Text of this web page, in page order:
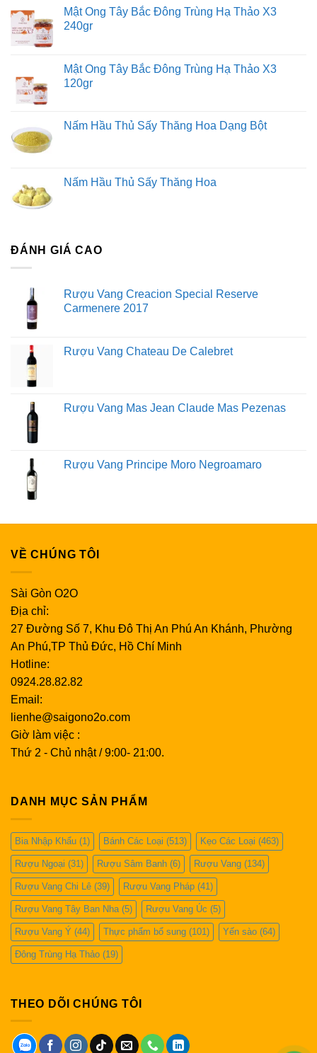
Mật Ong Tây Bắc Đông Trùng Hạ Thảo X3
240gr
Mật Ong Tây Bắc Đông Trùng Hạ Thảo X3
120gr
Nấm Hầu Thủ Sấy Thăng Hoa Dạng Bột
Nấm Hầu Thủ Sấy Thăng Hoa
ĐÁNH GIÁ CAO
Rượu Vang Creacion Special Reserve
Carmenere 2017
Rượu Vang Chateau De Calebret
Rượu Vang Mas Jean Claude Mas Pezenas
Rượu Vang Principe Moro Negroamaro
VỀ CHÚNG TÔI
Sài Gòn O2O
Địa chỉ:
27 Đường Số 7, Khu Đô Thị An Phú An Khánh, Phường
An Phú,TP Thủ Đức, Hồ Chí Minh
Hotline:
0924.28.82.82
Email:
lienhe@saigono2o.com
Giờ làm việc :
Thứ 2 - Chủ nhật / 9:00- 21:00.
DANH MỤC SẢN PHẨM
Bia Nhập Khẩu (1) Bánh Các Loại (513) Kẹo Các Loại (463)
Rượu Ngoại (31) Rượu Sâm Banh (6) Rượu Vang (134)
Rượu Vang Chi Lê (39) Rượu Vang Pháp (41)
Rượu Vang Tây Ban Nha (5) Rượu Vang Úc (5)
Rượu Vang Ý (44) Thực phẩm bổ sung (101) Yến sào (64)
Đông Trùng Hạ Thảo (19)
THEO DÕI CHÚNG TÔI